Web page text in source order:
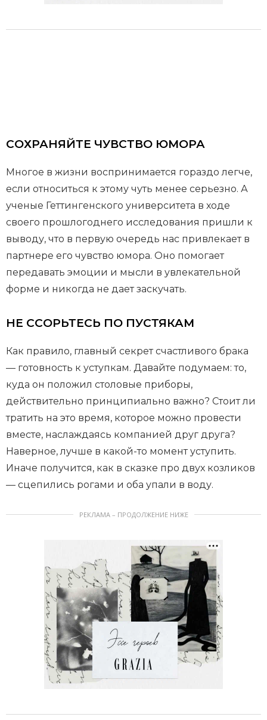
СОХРАНЯЙТЕ ЧУВСТВО ЮМОРА
Многое в жизни воспринимается гораздо легче,
если относиться к этому чуть менее серьезно. А
ученые Геттингенского университета в ходе
своего прошлогоднего исследования пришли к
выводу, что в первую очередь нас привлекает в
партнере его чувство юмора. Оно помогает
передавать эмоции и мысли в увлекательной
форме и никогда не дает заскучать.
НЕ ССОРЬТЕСЬ ПО ПУСТЯКАМ
Как правило, главный секрет счастливого брака
— готовность к уступкам. Давайте подумаем: то,
куда он положил столовые приборы,
действительно принципиально важно? Стоит ли
тратить на это время, которое можно провести
вместе, наслаждаясь компанией друг друга?
Наверное, лучше в какой-то момент уступить.
Иначе получится, как в сказке про двух козликов
— сцепились рогами и оба упали в воду.
РЕКЛАМА – ПРОДОЛЖЕНИЕ НИЖЕ